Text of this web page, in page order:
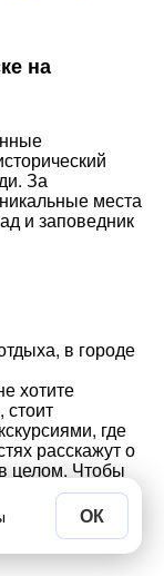
на
За
места
и заповедник
в городе
хотите
стоит
где
расскажут о
целом. Чтобы
в котором
ОК